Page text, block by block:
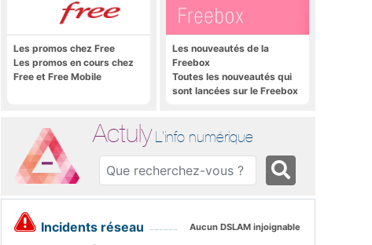
Les promos chez Free
Les promos en cours chez
Free et Free Mobile
Les nouveautés de la
Freebox
Toutes les nouveautés qui
sont lancées sur le Freebox
Actuly L'info numérique
Incidents réseau Aucun DSLAM injoignable